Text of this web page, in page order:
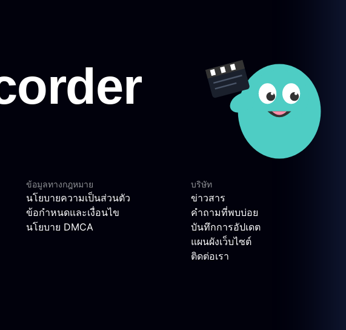
ข้อมูลทางกฎหมาย
นโยบายความเป็นส่วนตัว
ข้อกำหนดและเงื่อนไข
นโยบาย DMCA
บริษัท
ข่าวสาร
คำถามที่พบบ่อย
บันทึกการอัปเดต
แผนผังเว็บไซต์
ติดต่อเรา